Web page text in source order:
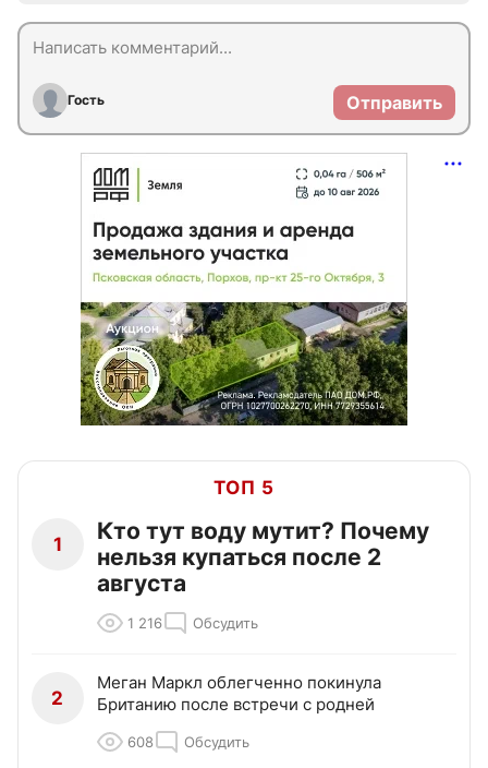
Гость Отправить
ТОП 5
1
Кто тут воду мутит? Почему
нельзя купаться после 2
августа
1 216 Обсудить
2
Меган Маркл облегченно покинула
Британию после встречи с родней
608 Обсудить